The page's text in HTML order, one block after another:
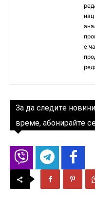
е
За да следите
време, абонирайте